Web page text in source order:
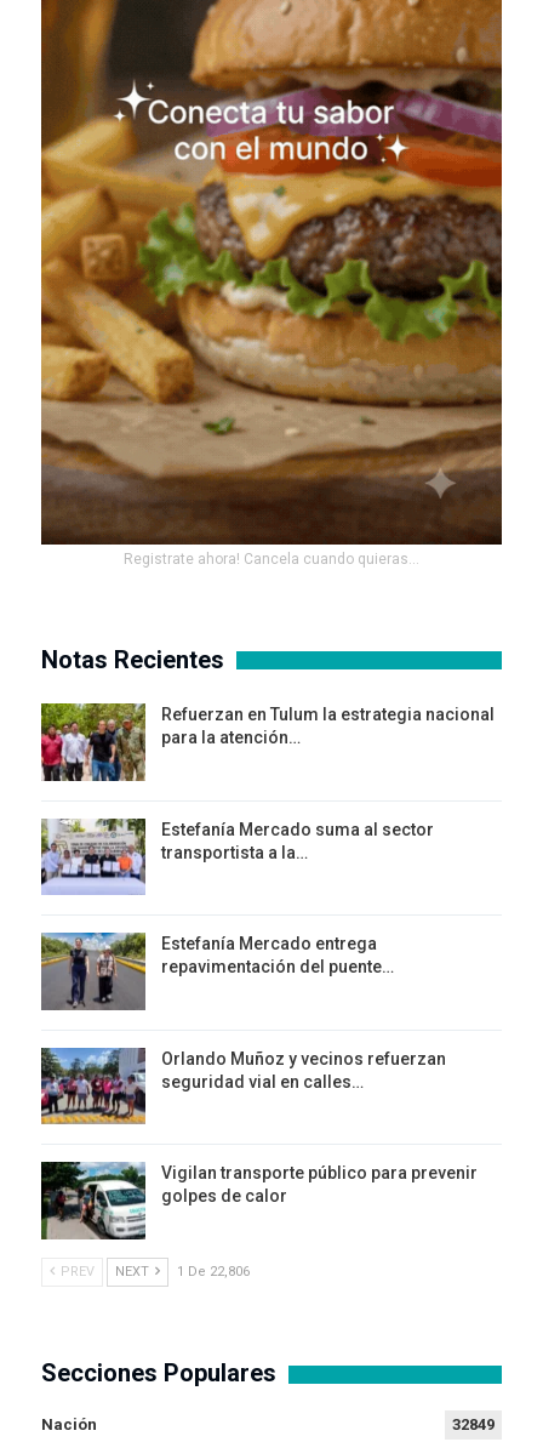
Registrate ahora! Cancela cuando quieras...
Notas Recientes
Refuerzan en Tulum la estrategia nacional
para la atención…
Estefanía Mercado suma al sector
transportista a la…
Estefanía Mercado entrega
repavimentación del puente…
Orlando Muñoz y vecinos refuerzan
seguridad vial en calles…
Vigilan transporte público para prevenir
golpes de calor
PREV NEXT 1 De 22,806
Secciones Populares
Nación 32849